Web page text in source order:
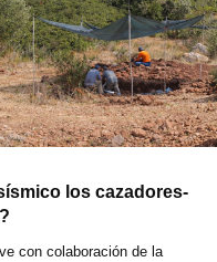
los cazadores-
con colaboración de la